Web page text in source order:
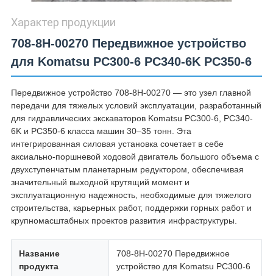
Характер продукции
708-8H-00270 Передвижное устройство
для Komatsu PC300-6 PC340-6K PC350-6
Передвижное устройство 708-8H-00270 — это узел главной
передачи для тяжелых условий эксплуатации, разработанный
для гидравлических экскаваторов Komatsu PC300-6, PC340-
6K и PC350-6 класса машин 30–35 тонн. Эта
интегрированная силовая установка сочетает в себе
аксиально-поршневой ходовой двигатель большого объема с
двухступенчатым планетарным редуктором, обеспечивая
значительный выходной крутящий момент и
эксплуатационную надежность, необходимые для тяжелого
строительства, карьерных работ, поддержки горных работ и
крупномасштабных проектов развития инфраструктуры.
Название
продукта
708-8H-00270 Передвижное
устройство для Komatsu PC300-6